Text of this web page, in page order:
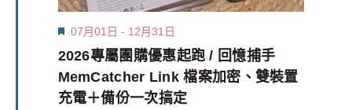
2026專屬團購優惠起跑 / 回憶捕手
MemCatcher Link 檔案加密、雙裝置
充電＋備份一次搞定
Featured
07月01日 - 12月31日